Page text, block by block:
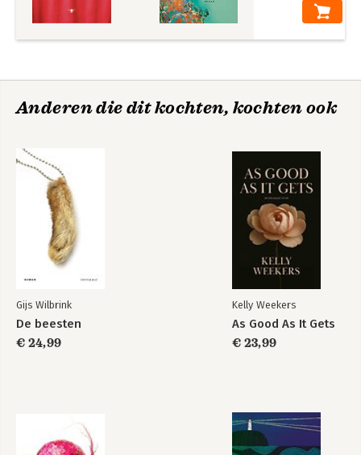
Anderen die dit kochten, kochten ook
Gijs Wilbrink
De beesten
€ 24,99
Kelly Weekers
As Good As It Gets
€ 23,99